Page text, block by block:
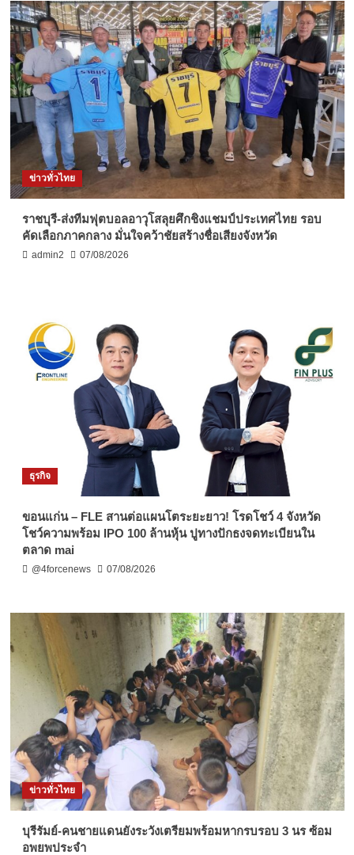
ข่าวทั่วไทย
ราชบุรี-ส่งทีมฟุตบอลอาวุโสลุยศึกชิงแชมป์ประเทศไทย รอบ
คัดเลือกภาคกลาง มั่นใจคว้าชัยสร้างชื่อเสียงจังหวัด
admin2 07/08/2026
ธุรกิจ
ขอนแก่น – FLE สานต่อแผนโตระยะยาว! โรดโชว์ 4 จังหวัด
โชว์ความพร้อม IPO 100 ล้านหุ้น ปูทางปักธงจดทะเบียนใน
ตลาด mai
@4forcenews 07/08/2026
ข่าวทั่วไทย
บุรีรัมย์-คนชายแดนยังระวังเตรียมพร้อมหากรบรอบ 3 นร ซ้อม
อพยพประจำ